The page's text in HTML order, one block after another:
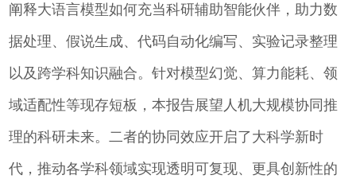
阐释大语言模型如何充当科研辅助智能伙伴，助力数
据处理、假说生成、代码自动化编写、实验记录整理
以及跨学科知识融合。针对模型幻觉、算力能耗、领
域适配性等现存短板，本报告展望人机大规模协同推
理的科研未来。二者的协同效应开启了大科学新时
代，推动各学科领域实现透明可复现、更具创新性的